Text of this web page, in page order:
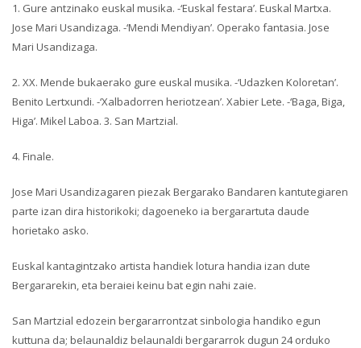
1. Gure antzinako euskal musika. -‘Euskal festara’. Euskal Martxa.
Jose Mari Usandizaga. -‘Mendi Mendiyan’. Operako fantasia. Jose
Mari Usandizaga.
2. XX. Mende bukaerako gure euskal musika. -‘Udazken Koloretan’.
Benito Lertxundi. -‘Xalbadorren heriotzean’. Xabier Lete. -‘Baga, Biga,
Higa’. Mikel Laboa. 3. San Martzial.
4. Finale.
Jose Mari Usandizagaren piezak Bergarako Bandaren kantutegiaren
parte izan dira historikoki; dagoeneko ia bergarartuta daude
horietako asko.
Euskal kantagintzako artista handiek lotura handia izan dute
Bergararekin, eta beraiei keinu bat egin nahi zaie.
San Martzial edozein bergararrontzat sinbologia handiko egun
kuttuna da; belaunaldiz belaunaldi bergararrok dugun 24 orduko